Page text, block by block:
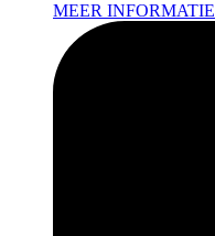
MEER INFORMATIE